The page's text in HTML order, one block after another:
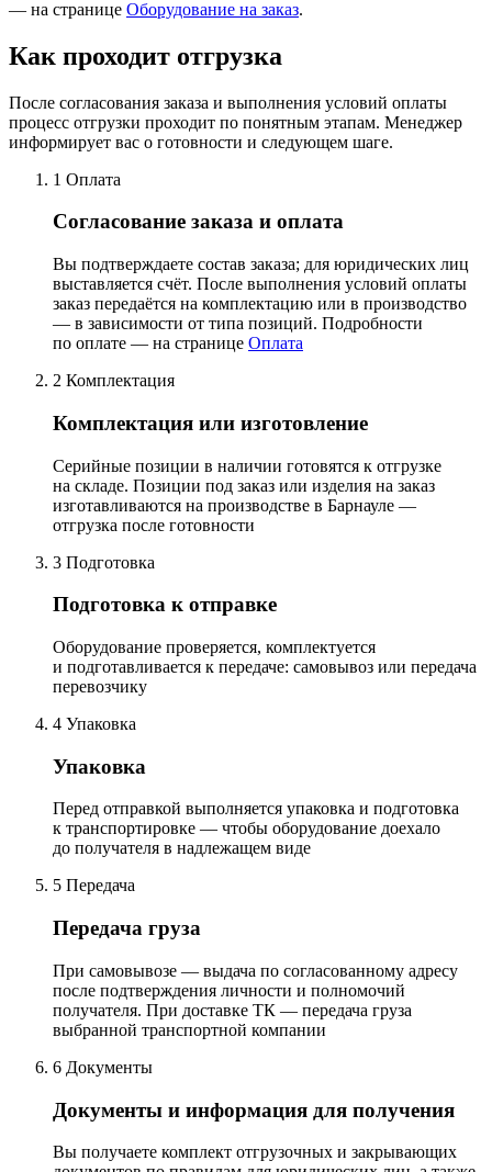
— на странице Оборудование на заказ.
Как проходит отгрузка
После согласования заказа и выполнения условий оплаты
процесс отгрузки проходит по понятным этапам. Менеджер
информирует вас о готовности и следующем шаге.
1 Оплата
Согласование заказа и оплата
Вы подтверждаете состав заказа; для юридических лиц
выставляется счёт. После выполнения условий оплаты
заказ передаётся на комплектацию или в производство
— в зависимости от типа позиций. Подробности
по оплате — на странице Оплата
2 Комплектация
Комплектация или изготовление
Серийные позиции в наличии готовятся к отгрузке
на складе. Позиции под заказ или изделия на заказ
изготавливаются на производстве в Барнауле —
отгрузка после готовности
3 Подготовка
Подготовка к отправке
Оборудование проверяется, комплектуется
и подготавливается к передаче: самовывоз или передача
перевозчику
4 Упаковка
Упаковка
Перед отправкой выполняется упаковка и подготовка
к транспортировке — чтобы оборудование доехало
до получателя в надлежащем виде
5 Передача
Передача груза
При самовывозе — выдача по согласованному адресу
после подтверждения личности и полномочий
получателя. При доставке ТК — передача груза
выбранной транспортной компании
6 Документы
Документы и информация для получения
Вы получаете комплект отгрузочных и закрывающих